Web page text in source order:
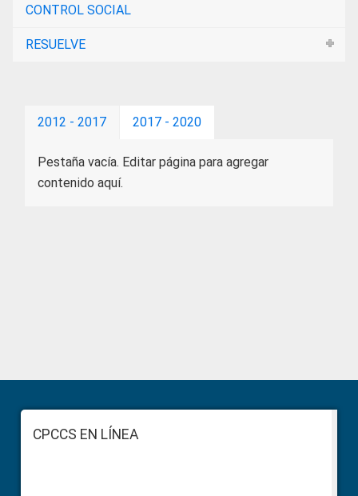
CONTROL SOCIAL
RESUELVE
2012 - 2017 2017 - 2020
Pestaña vacía. Editar página para agregar
contenido aquí.
Sidebar
FooterCPCCS EN LÍNEA